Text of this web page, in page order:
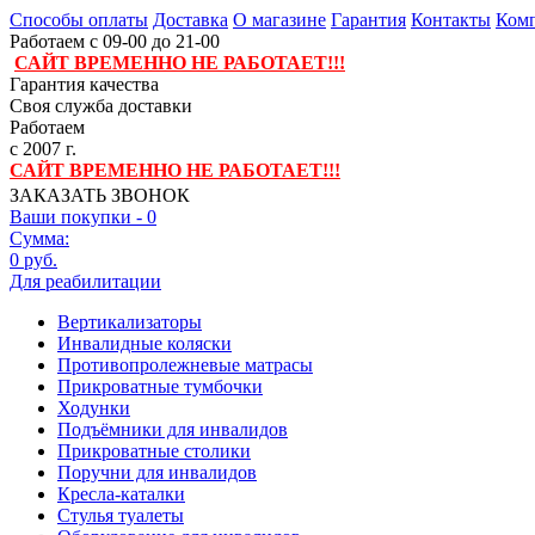
Способы оплаты Доставка О магазине Гарантия Контакты
Работаем с 09-00 до 21-00
САЙТ ВРЕМЕННО НЕ РАБОТАЕТ!!!
Гарантия качества
Своя служба доставки
Работаем
с 2007 г.
САЙТ ВРЕМЕННО НЕ РАБОТАЕТ!!!
ЗАКАЗАТЬ ЗВОНОК
Ваши покупки - 0
Сумма:
0 руб.
Для реабилитации
Вертикализаторы
Инвалидные коляски
Противопролежневые матрасы
Прикроватные тумбочки
Ходунки
Подъёмники для инвалидов
Прикроватные столики
Поручни для инвалидов
Кресла-каталки
Стулья туалеты